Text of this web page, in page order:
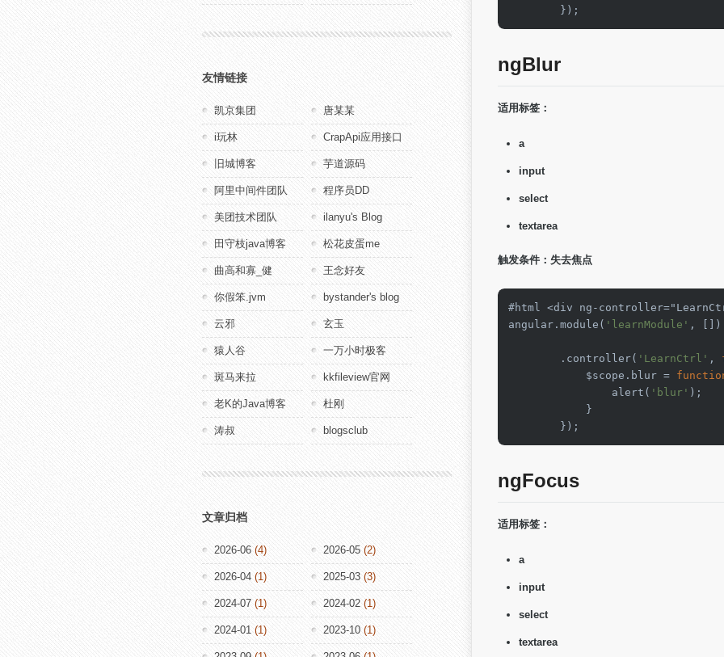
        });
ngBlur
适用标签：
a
input
select
textarea
触发条件：失去焦点
#html <div ng - controller=
angular.module( 'learnModule' , [])
        .controller(
'LearnCtrl' ,
            $scope.blur
=
                alert(
'blur' );
            }
        });
ngFocus
适用标签：
a
input
select
textarea
友情链接
凯京集团 唐某某
i玩林 CrapApi应用接口
旧城博客 芋道源码
阿里中间件团队 程序员DD
美团技术团队 ilanyu's Blog
田守枝java博客 松花皮蛋me
曲高和寡_健 王念好友
你假笨.jvm bystander's blog
云邪 玄玉
猿人谷 一万小时极客
斑马来拉 kkfileview官网
老K的Java博客 杜刚
涛叔 blogsclub
文章归档
2026-06 (4) 2026-05 (2)
2026-04 (1) 2025-03 (3)
2024-07 (1) 2024-02 (1)
2024-01 (1) 2023-10 (1)